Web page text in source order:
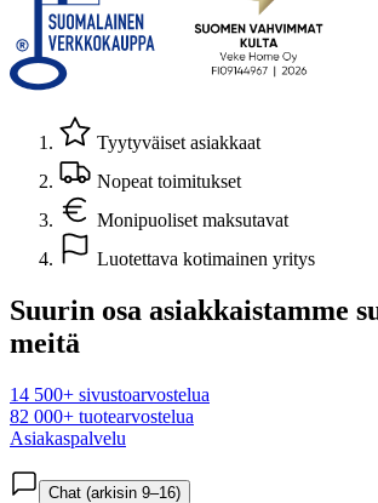
Tyytyväiset asiakkaat
Nopeat toimitukset
Monipuoliset maksutavat
Luotettava kotimainen yritys
Suurin osa asiakkaistamme
meitä
14 500+ sivustoarvostelua
82 000+ tuotearvostelua
Asiakaspalvelu
Chat (arkisin 9–16)